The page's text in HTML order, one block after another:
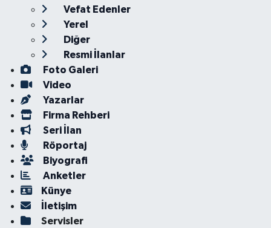
Vefat Edenler
Yerel
Diğer
Resmi İlanlar
Foto Galeri
Video
Yazarlar
Firma Rehberi
Seri İlan
Röportaj
Biyografi
Anketler
Künye
İletişim
Servisler